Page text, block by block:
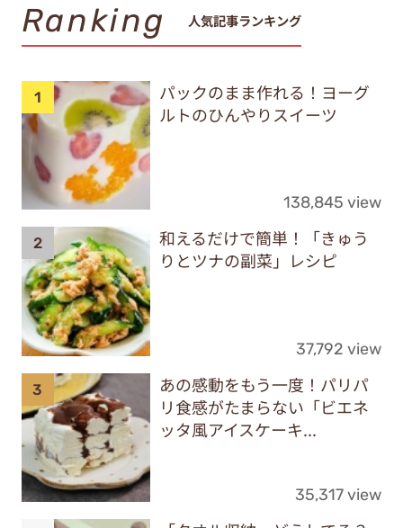
Ranking 人気記事ランキング
パックのまま作れる！ヨーグ
ルトのひんやりスイーツ
138,845 view
和えるだけで簡単！「きゅう
りとツナの副菜」レシピ
37,792 view
あの感動をもう一度！パリパ
リ食感がたまらない「ビエネ
ッタ風アイスケーキ...
35,317 view